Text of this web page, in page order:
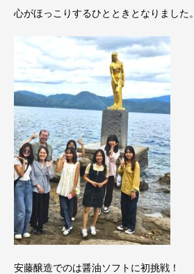
心がほっこりするひとときとなりました。
安藤醸造でのは醤油ソフトに初挑戦！